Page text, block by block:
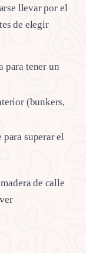
llevar por el
de elegir
para tener un
(bunkers,
para superar el
de calle